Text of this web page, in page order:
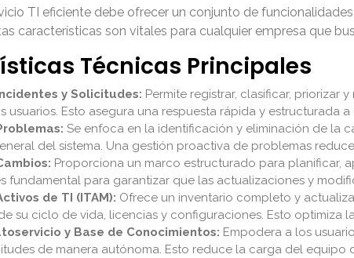
TI eficiente debe ofrecer un conjunto de
características son vitales para cualquier empresa que
Técnicas Principales
y Solicitudes: Permite registrar, clasificar, priorizar
usuarios. Esto asegura una respuesta rápida y estructurada
Se enfoca en la identificación y eliminación de la
del sistema. Una gestión proactiva de problemas
Proporciona un marco estructurado para planificar,
fundamental para garantizar que las actualizaciones y
de TI (ITAM): Ofrece un inventario completo y
su ciclo de vida, licencias y configuraciones. Esto optimiza
y Base de Conocimientos: Empodera a los
de manera autónoma. Esto reduce la carga del equipo